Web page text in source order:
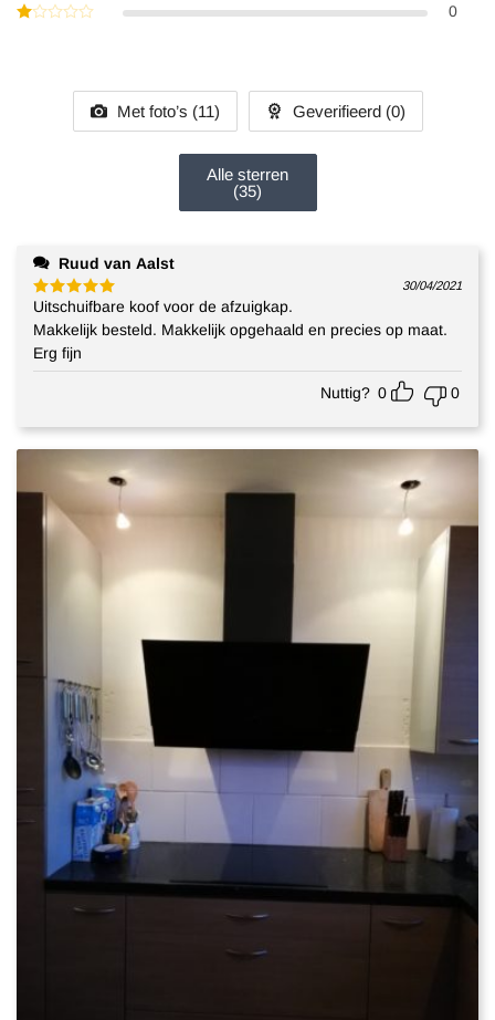
5
Gewaardeerd
0
Met foto’s (11) Geverifieerd (0)
Alle sterren
(35)
Ruud van Aalst
Gewaardeerd
5uit 5
30/04/2021
Uitschuifbare koof voor de afzuigkap.
Makkelijk besteld. Makkelijk opgehaald en precies op maat.
Erg fijn
Nuttig? 0 0